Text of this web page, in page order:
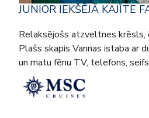
JUNIOR IEKŠĒJĀ KAJĪTE
Relaksējošs atzveltnes krēsls,
Plašs skapis Vannas istaba ar
un matu fēnu TV, telefons,